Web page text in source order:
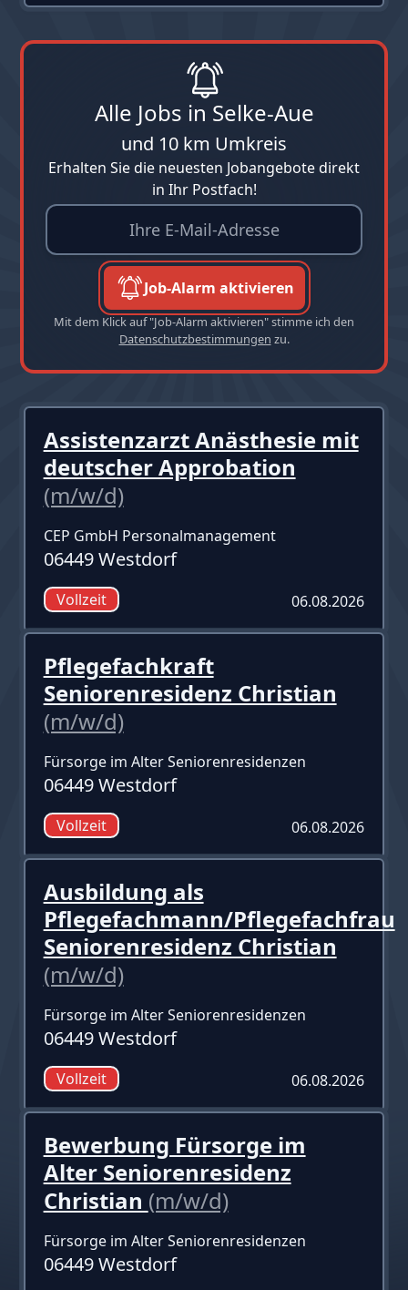
Alle Jobs in Selke-Aue
und 10 km Umkreis
Erhalten Sie die neuesten Jobangebote direkt
in Ihr Postfach!
Job-Alarm aktivieren
Mit dem Klick auf "Job-Alarm aktivieren" stimme ich den
Datenschutzbestimmungen zu.
Assistenzarzt Anästhesie mit
deutscher Approbation
(m/w/d)
CEP GmbH Personalmanagement
06449 Westdorf
Vollzeit 06.08.2026
Pflegefachkraft
Seniorenresidenz Christian
(m/w/d)
Fürsorge im Alter Seniorenresidenzen
06449 Westdorf
Vollzeit 06.08.2026
Ausbildung als
Pflegefachmann/Pflegefachfrau
Seniorenresidenz Christian
(m/w/d)
Fürsorge im Alter Seniorenresidenzen
06449 Westdorf
Vollzeit 06.08.2026
Bewerbung Fürsorge im
Alter Seniorenresidenz
Christian (m/w/d)
Fürsorge im Alter Seniorenresidenzen
06449 Westdorf